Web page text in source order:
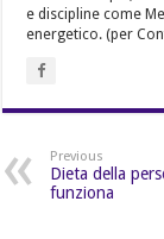
e discipline come
energetico. (per
Previous
Dieta della
funziona